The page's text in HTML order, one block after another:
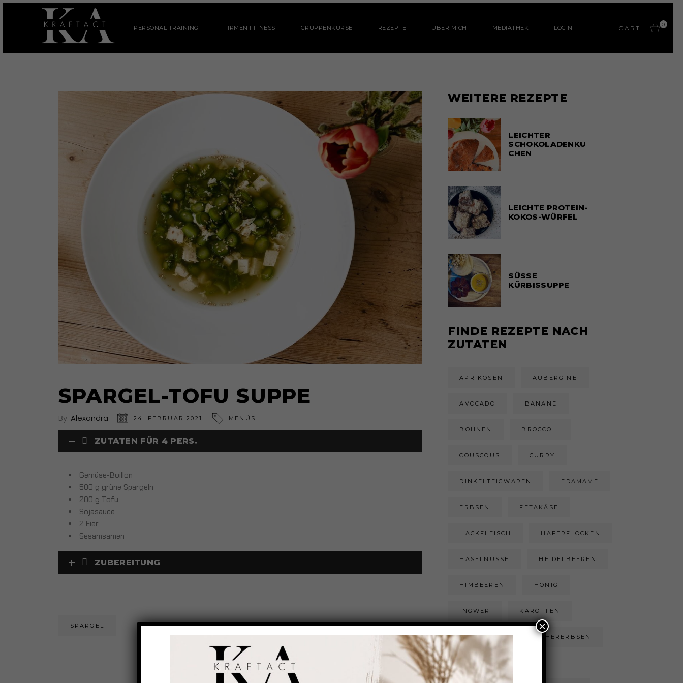
PERSONAL TRAINING FIRMEN FITNESS GRUPPENKURSE REZEPTE ÜBER MICH MEDIATHEK LOGIN CART 0
SPARGEL-TOFU SUPPE
By: Alexandra 24. FEBRUAR 2021 MENÜS
ZUTATEN FÜR 4 PERS.
Gemüse-Boillon
500 g grüne Spargeln
200 g Tofu
Sojasauce
2 Eier
Sesamsamen
ZUBEREITUNG
SPARGEL
WEITERE REZEPTE
LEICHTER
SCHOKOLADENKU
CHEN
LEICHTE PROTEIN-
KOKOS-WÜRFEL
SÜSSE
KÜRBISSUPPE
FINDE REZEPTE NACH
ZUTATEN
APRIKOSEN AUBERGINE
AVOCADO BANANE
BOHNEN BROCCOLI
COUSCOUS CURRY
DINKELTEIGWAREN EDAMAME
ERBSEN FETAKÄSE
HACKFLEISCH HAFERFLOCKEN
HASELNÜSSE HEIDELBEEREN
HIMBEEREN HONIG
INGWER KAROTTEN
KARTOFFEL KICHERERBSEN
KOKOSFLOCKEN
×